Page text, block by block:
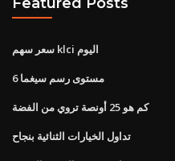
سعر سهم klci اليوم
6 مستوى رسم سيغما
كم هو 25 أونصة تروي من الفضة
تداول الخيارات الثنائية بنجاح